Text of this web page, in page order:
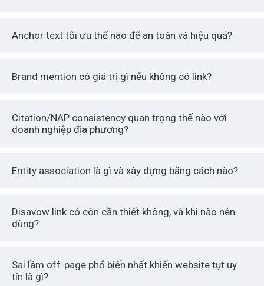
Anchor text tối ưu thế nào để an toàn và hiệu quả?
Brand mention có giá trị gì nếu không có link?
Citation/NAP consistency quan trọng thế nào với
doanh nghiệp địa phương?
Entity association là gì và xây dựng bằng cách nào?
Disavow link có còn cần thiết không, và khi nào nên
dùng?
Sai lầm off-page phổ biến nhất khiến website tụt uy
tín là gì?